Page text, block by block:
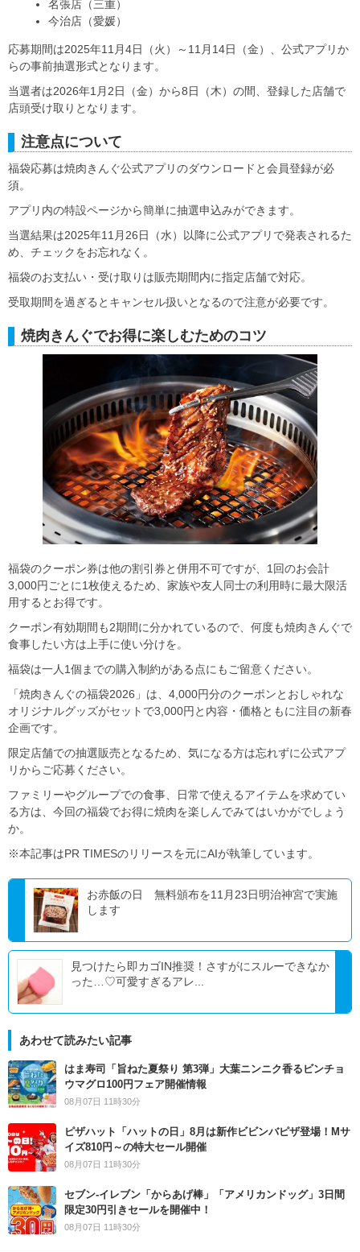
名張店（三重）
今治店（愛媛）
応募期間は2025年11月4日（火）～11月14日（金）、公式アプリか
らの事前抽選形式となります。
当選者は2026年1月2日（金）から8日（木）の間、登録した店舗で
店頭受け取りとなります。
注意点について
福袋応募は焼肉きんぐ公式アプリのダウンロードと会員登録が必
須。
アプリ内の特設ページから簡単に抽選申込みができます。
当選結果は2025年11月26日（水）以降に公式アプリで発表されるた
め、チェックをお忘れなく。
福袋のお支払い・受け取りは販売期間内に指定店舗で対応。
受取期間を過ぎるとキャンセル扱いとなるので注意が必要です。
焼肉きんぐでお得に楽しむためのコツ
福袋のクーポン券は他の割引券と併用不可ですが、1回のお会計
3,000円ごとに1枚使えるため、家族や友人同士の利用時に最大限活
用するとお得です。
クーポン有効期間も2期間に分かれているので、何度も焼肉きんぐで
食事したい方は上手に使い分けを。
福袋は一人1個までの購入制約がある点にもご留意ください。
「焼肉きんぐの福袋2026」は、4,000円分のクーポンとおしゃれな
オリジナルグッズがセットで3,000円と内容・価格ともに注目の新春
企画です。
限定店舗での抽選販売となるため、気になる方は忘れずに公式アプ
リからご応募ください。
ファミリーやグループでの食事、日常で使えるアイテムを求めてい
る方は、今回の福袋でお得に焼肉を楽しんでみてはいかがでしょう
か。
※本記事はPR TIMESのリリースを元にAIが執筆しています。
お赤飯の日 無料頒布を11月23日明治神宮で実施
します
見つけたら即カゴIN推奨！さすがにスルーできなか
った…♡可愛すぎるアレ...
あわせて読みたい記事
はま寿司「旨ねた夏祭り 第3弾」大葉ニンニク香るビンチョ
ウマグロ100円フェア開催情報
08月07日 11時30分
ピザハット「ハットの日」8月は新作ビビンバピザ登場！Mサ
イズ810円～の特大セール開催
08月07日 11時30分
セブン‐イレブン「からあげ棒」「アメリカンドッグ」3日間
限定30円引きセールを開催中！
08月07日 11時30分